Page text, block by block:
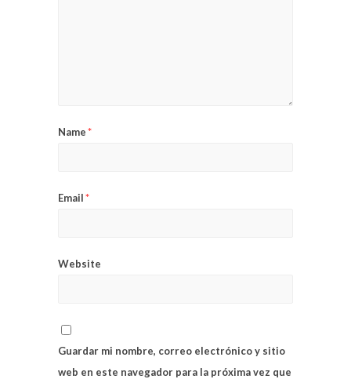
Name*
Email*
Website
Guardar mi nombre, correo electrónico y sitio
web en este navegador para la próxima vez que